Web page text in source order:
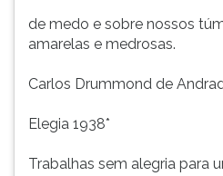
de medo e sobre nossos
amarelas e medrosas.
Carlos Drummond de
Elegia 1938*
Trabalhas sem alegria para